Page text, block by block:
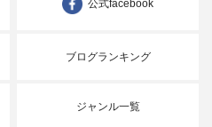
公式facebook
ブログランキング
ジャンル一覧